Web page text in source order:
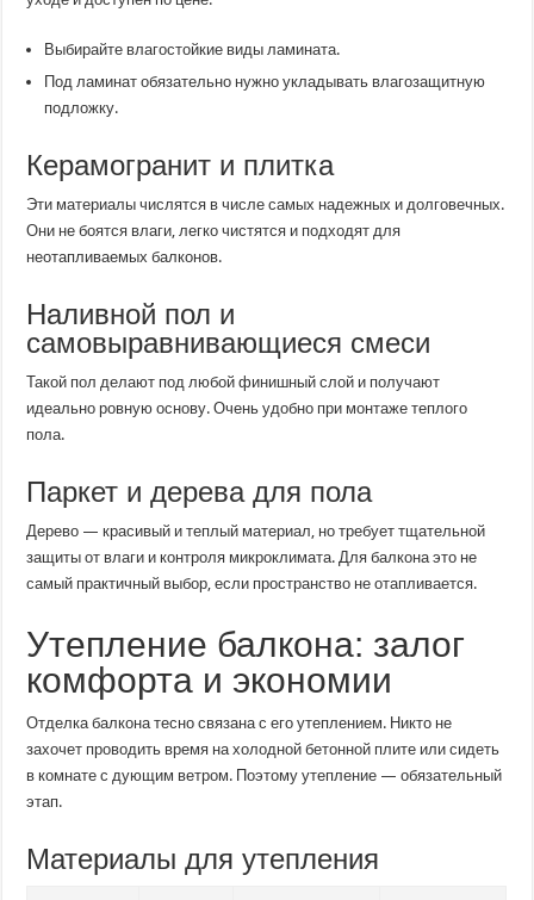
Выбирайте влагостойкие виды ламината.
Под ламинат обязательно нужно укладывать влагозащитную
подложку.
Керамогранит и плитка
Эти материалы числятся в числе самых надежных и долговечных.
Они не боятся влаги, легко чистятся и подходят для
неотапливаемых балконов.
Наливной пол и
самовыравнивающиеся смеси
Такой пол делают под любой финишный слой и получают
идеально ровную основу. Очень удобно при монтаже теплого
пола.
Паркет и дерева для пола
Дерево — красивый и теплый материал, но требует тщательной
защиты от влаги и контроля микроклимата. Для балкона это не
самый практичный выбор, если пространство не отапливается.
Утепление балкона: залог
комфорта и экономии
Отделка балкона тесно связана с его утеплением. Никто не
захочет проводить время на холодной бетонной плите или сидеть
в комнате с дующим ветром. Поэтому утепление — обязательный
этап.
Материалы для утепления